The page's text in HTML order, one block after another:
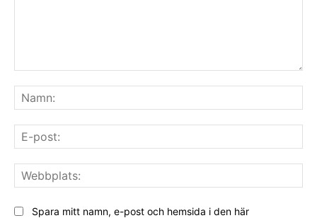
Spara mitt namn, e-post och hemsida i den här